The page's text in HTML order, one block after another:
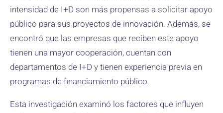
intensidad de I+D son más propensas a solicitar apoyo
público para sus proyectos de innovación. Además, se
encontró que las empresas que reciben este apoyo
tienen una mayor cooperación, cuentan con
departamentos de I+D y tienen experiencia previa en
programas de financiamiento público.
Esta investigación examinó los factores que influyen